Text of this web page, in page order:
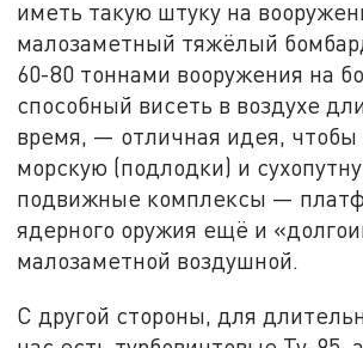
иметь такую штуку на
малозаметный тяжёлый
60-80 тоннами вооружения на
способный висеть в воздухе
время, — отличная идея, чтобы
морскую (подлодки) и
подвижные комплексы —
ядерного оружия ещё и
малозаметной воздушной.
С другой стороны, для